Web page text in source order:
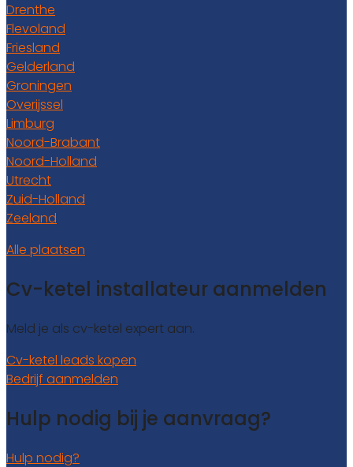
Drenthe
Flevoland
Friesland
Gelderland
Groningen
Overijssel
Limburg
Noord-Brabant
Noord-Holland
Utrecht
Zuid-Holland
Zeeland
Alle plaatsen
Cv-ketel installateur aanmelden
Meld je als cv-ketel expert aan.
Cv-ketel leads kopen
Bedrijf aanmelden
Hulp nodig bij je aanvraag?
Hulp nodig?